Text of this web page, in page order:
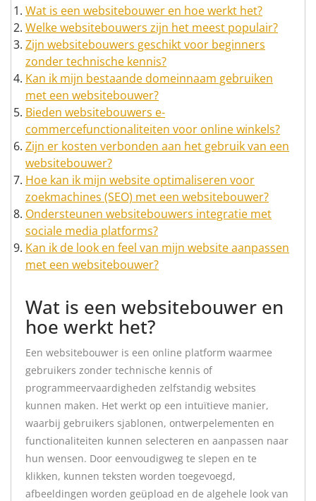
Wat is een websitebouwer en hoe werkt het?
Welke websitebouwers zijn het meest populair?
Zijn websitebouwers geschikt voor beginners
zonder technische kennis?
Kan ik mijn bestaande domeinnaam gebruiken
met een websitebouwer?
Bieden websitebouwers e-
commercefunctionaliteiten voor online winkels?
Zijn er kosten verbonden aan het gebruik van een
websitebouwer?
Hoe kan ik mijn website optimaliseren voor
zoekmachines (SEO) met een websitebouwer?
Ondersteunen websitebouwers integratie met
sociale media platforms?
Kan ik de look en feel van mijn website aanpassen
met een websitebouwer?
Wat is een websitebouwer en
hoe werkt het?
Een websitebouwer is een online platform waarmee
gebruikers zonder technische kennis of
programmeervaardigheden zelfstandig websites
kunnen maken. Het werkt op een intuïtieve manier,
waarbij gebruikers sjablonen, ontwerpelementen en
functionaliteiten kunnen selecteren en aanpassen naar
hun wensen. Door eenvoudigweg te slepen en te
klikken, kunnen teksten worden toegevoegd,
afbeeldingen worden geüpload en de algehele look van